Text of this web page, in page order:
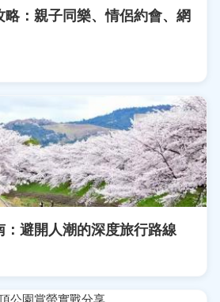
：親子同樂、情侶約會、網
避開人潮的深度旅行路線